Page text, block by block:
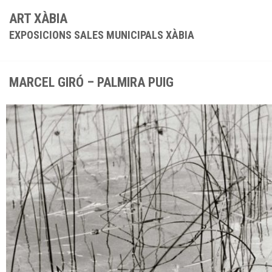
ART XÀBIA
EXPOSICIONS SALES MUNICIPALS XÀBIA
MARCEL GIRÓ – PALMIRA PUIG